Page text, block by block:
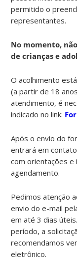
permitido o
representantes.
No momento,
de crianças e
O acolhimento
(a partir de 18
atendimento, é
indicado no link:
Após o envio do
entrará em
com orientações e
agendamento.
Pedimos atenção
envio do e-mail
em até 3 dias
período, a
recomendamos
eletrônico.